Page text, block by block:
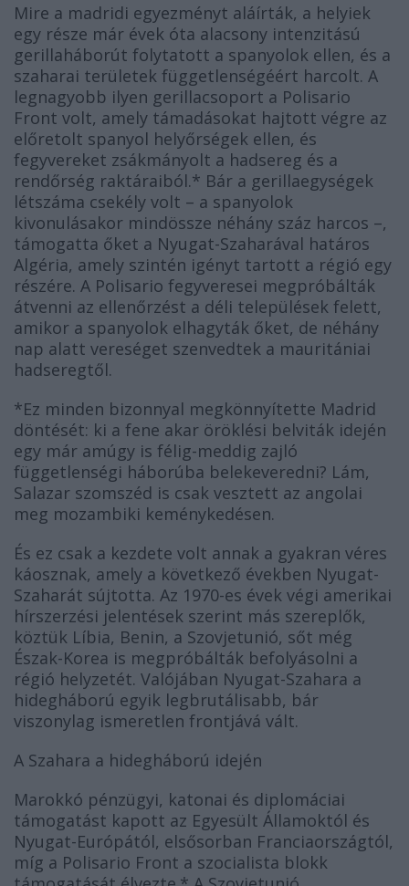
Mire a madridi egyezményt aláírták, a helyiek
egy része már évek óta alacsony intenzitású
gerillaháborút folytatott a spanyolok ellen, és a
szaharai területek függetlenségéért harcolt. A
legnagyobb ilyen gerillacsoport a Polisario
Front volt, amely támadásokat hajtott végre az
előretolt spanyol helyőrségek ellen, és
fegyvereket zsákmányolt a hadsereg és a
rendőrség raktáraiból.* Bár a gerillaegységek
létszáma csekély volt – a spanyolok
kivonulásakor mindössze néhány száz harcos –,
támogatta őket a Nyugat-Szaharával határos
Algéria, amely szintén igényt tartott a régió egy
részére. A Polisario fegyveresei megpróbálták
átvenni az ellenőrzést a déli települések felett,
amikor a spanyolok elhagyták őket, de néhány
nap alatt vereséget szenvedtek a mauritániai
hadseregtől.
*Ez minden bizonnyal megkönnyítette Madrid
döntését: ki a fene akar öröklési belviták idején
egy már amúgy is félig-meddig zajló
függetlenségi háborúba belekeveredni? Lám,
Salazar szomszéd is csak vesztett az angolai
meg mozambiki keménykedésen.
És ez csak a kezdete volt annak a gyakran véres
káosznak, amely a következő években Nyugat-
Szaharát sújtotta. Az 1970-es évek végi amerikai
hírszerzési jelentések szerint más szereplők,
köztük Líbia, Benin, a Szovjetunió, sőt még
Észak-Korea is megpróbálták befolyásolni a
régió helyzetét. Valójában Nyugat-Szahara a
hidegháború egyik legbrutálisabb, bár
viszonylag ismeretlen frontjává vált.
A Szahara a hidegháború idején
Marokkó pénzügyi, katonai és diplomáciai
támogatást kapott az Egyesült Államoktól és
Nyugat-Európától, elsősorban Franciaországtól,
míg a Polisario Front a szocialista blokk